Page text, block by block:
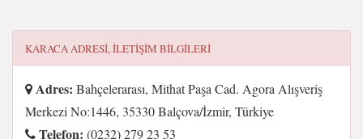
KARACAADRESI, ILETIŞIM BILGILERI
Adres: Bahçelerarası, Mithat Paşa Cad. Agora Alışveriş
Merkezi No:1446, 35330 Balçova/İzmir, Türkiye
Telefon: (0232) 279 23 53